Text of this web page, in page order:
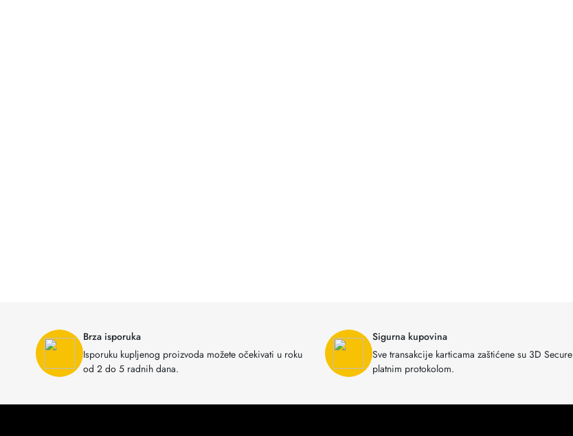
Brza isporuka
Isporuku kupljenog proizvoda možete očekivati u roku
od 2 do 5 radnih dana.
Sigurna kupovina
Sve transakcije karticama zaštićene su 3D Secure
platnim protokolom.